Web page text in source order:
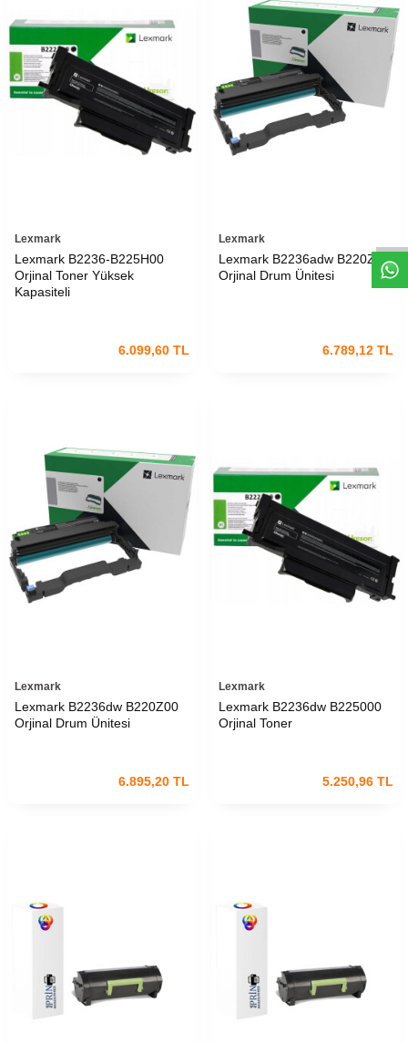
Lexmark
Lexmark B2236-B225H00
Orjinal Toner Yüksek
Kapasiteli
6.099,60 TL
Lexmark
Lexmark B2236adw B220Z00
Orjinal Drum Ünitesi
6.789,12 TL
Lexmark
Lexmark B2236dw B220Z00
Orjinal Drum Ünitesi
6.895,20 TL
Lexmark
Lexmark B2236dw B225000
Orjinal Toner
5.250,96 TL